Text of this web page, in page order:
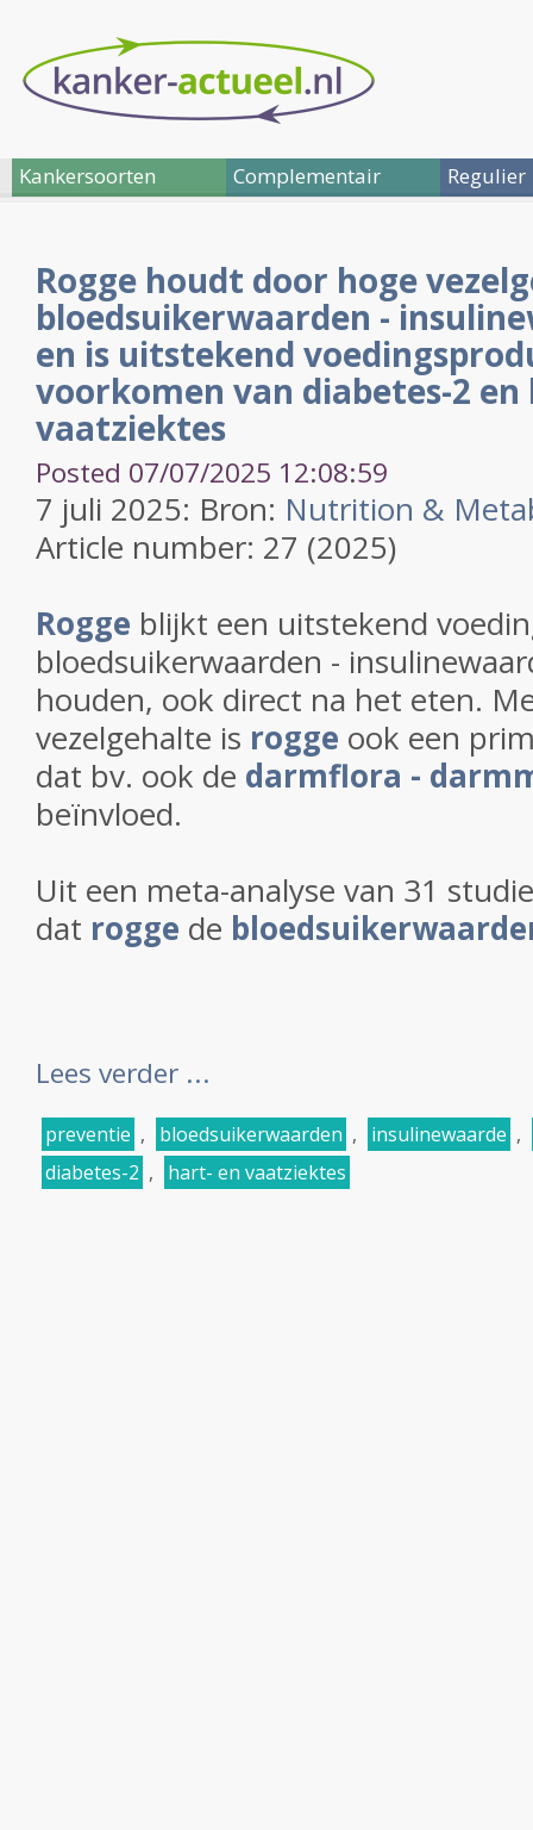
Kankersoorten Complementair Regulier
Rogge houdt door hoge
bloedsuikerwaarden -
en is uitstekend
voorkomen van diabetes-2
vaatziektes
Posted 07/07/2025 12:08:59
7 juli 2025: Bron: Nutrition &
Article number: 27 (2025)
Rogge blijkt een uitstekend
bloedsuikerwaarden -
houden, ook direct na het eten.
vezelgehalte is rogge ook een
dat bv. ook de darmflora -
beïnvloed.
Uit een meta-analyse van 31
dat rogge de
Lees verder ...
preventie , bloedsuikerwaarden , insulinewaarde ,
diabetes-2 , hart- en vaatziektes